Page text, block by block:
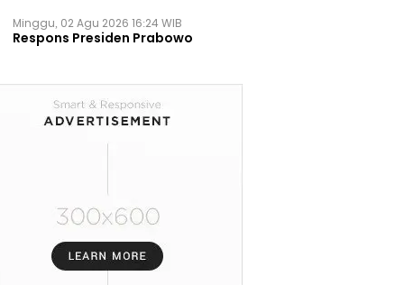
Minggu, 02 Agu 2026 16:24 WIB
Respons Presiden Prabowo